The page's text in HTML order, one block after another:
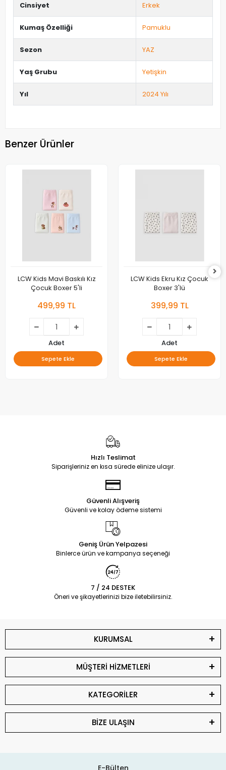
Cinsiyet Erkek
Kumaş Özelliği Pamuklu
Sezon YAZ
Yaş Grubu Yetişkin
Yıl 2024 Yılı
Benzer Ürünler
LCW Kids Mavi Baskılı Kız
Çocuk Boxer 5'li
499,99 TL
Adet
Sepete Ekle
LCW Kids Ekru Kız Çocuk
Boxer 3'lü
399,99 TL
Adet
Sepete Ekle
Hızlı Teslimat
Siparişleriniz en kısa sürede elinize ulaşır.
Güvenli Alışveriş
Güvenli ve kolay ödeme sistemi
Geniş Ürün Yelpazesi
Binlerce ürün ve kampanya seçeneği
7 / 24 DESTEK
Öneri ve şikayetlerinizi bize iletebilirsiniz.
KURUMSAL
MÜŞTERİ HİZMETLERİ
KATEGORİLER
BİZE ULAŞIN